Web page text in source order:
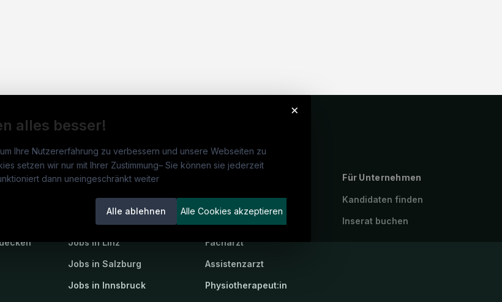
×
alles besser!
, um Ihre Nutzererfahrung zu verbessern und unsere Webseiten zu
setzen wir nur mit Ihrer Zustimmung– Sie können sie jederzeit
dann uneingeschränkt weiter
Alle ablehnen
Alle Cookies akzeptieren
Jobs
Jobs in Wien
Jobs in Linz
Jobs in Salzburg
Jobs in Innsbruck
DGKP
Facharzt
Assistenzarzt
Physiotherapeut:in
Für Unternehmen
Kandidaten finden
Inserat buchen